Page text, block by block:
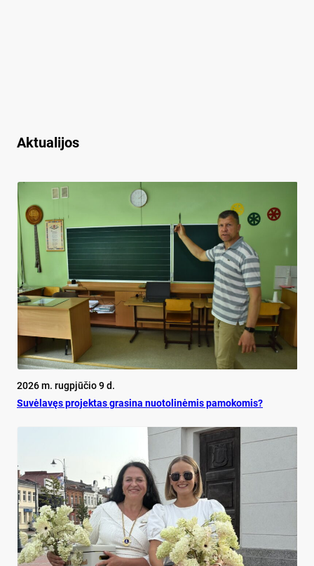
Aktualijos
2026 m. rugpjūčio 9 d.
Su­vė­la­vęs pro­jek­tas gra­si­na nuo­to­li­nė­mis pa­mo­ko­mis?